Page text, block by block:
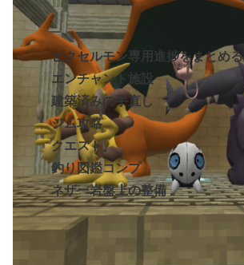
ピクセルモン専用進捗をまとめる
エンチャント施設
建築済みの手直し
ジム攻略
クエスト
釣り図鑑コンプ
ネザー岩盤上の整備